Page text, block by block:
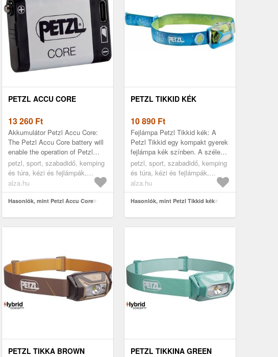
PETZL ACCU CORE
13 260 Ft
Akkumulátor Petzl Accu Core:
The Petzl Accu Core battery will
enable the operation of Petzl
headlamps with Hybrid Concept
technology. It is compati...
petzl, sport, szabadidő, kemping
és túra, kézi és fejlámpák,
tartozékok
alza.hu
Hasonlók, mint Petzl Accu Core
PETZL TIKKID KÉK
10 890 Ft
Fejlámpa Petzl Tikkid kék: A
Petzl Tikkid egy kompakt gyerek
fejlámpa kék színben. A széles
fénykúp maximum 20 lm
fényerővel védi az érzékeny
gyere...
petzl, sport, szabadidő, kemping
és túra, kézi és fejlámpák,
fejlámpák
alza.hu
Hasonlók, mint Petzl Tikkid kék
PETZL TIKKA BROWN PETZL TIKKINA GREEN